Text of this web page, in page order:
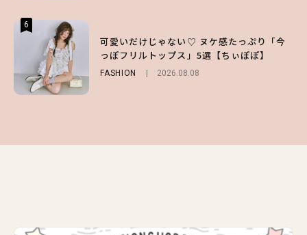
6
可愛いだけじゃない♡ ヌケ感たっぷり「今
っぽフリルトップス」5選【ちぃぽぽ】
FASHION 2026.08.08
6
【スタバ】約160通りのカスタマイズができ
る⁉ 39店舗限定『My フルーツ³ フラペチー
ノ®』を徹底レポ♡
6
【GU】夏の“主役級”アイテム決定！ヘルシ
ー＆可愛すぎる「大人の肌見せ」トップス3
選